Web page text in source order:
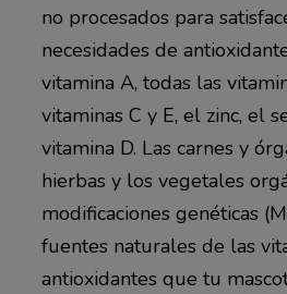
no procesados para
necesidades de
vitamina A, todas las
vitaminas C y E, el zinc, el
vitamina D. Las carnes y
hierbas y los vegetales
modificaciones genéticas
fuentes naturales de las
antioxidantes que tu